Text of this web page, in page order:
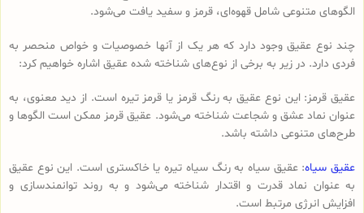
الگوهای متنوعی شامل قهوه‌ای، قرمز و سفید یافت می‌شود.
چند نوع عقیق وجود دارد که هر یک از آنها خصوصیات و خواص منحصر به
فردی دارد. در زیر به برخی از نوع‌های شناخته شده عقیق اشاره خواهیم کرد:
عقیق قرمز: این نوع عقیق به رنگ قرمز یا قرمز تیره است. از دید معنوی، به
عنوان نماد عشق و شجاعت شناخته می‌شود. عقیق قرمز ممکن است الگوها و
طرح‌های متنوعی داشته باشد.
عقیق سیاه: عقیق سیاه به رنگ سیاه تیره یا خاکستری است. این نوع عقیق
به عنوان نماد قدرت و اقتدار شناخته می‌شود و به روند توانمندسازی و
افزایش انرژی مرتبط است.